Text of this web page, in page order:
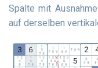
Spalte mit
auf derselben